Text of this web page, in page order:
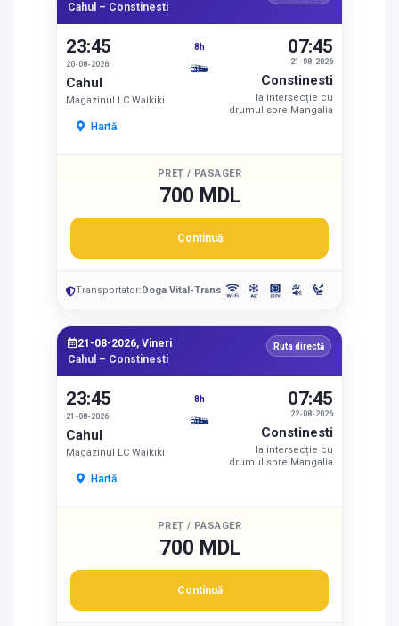
Cahul – Constinesti
23:45
20-08-2026
Cahul
Magazinul LC Waikiki
Hartă
8h
21-08-2026
07:45
Constinesti
la intersecție cu
drumul spre Mangalia
PREȚ / PASAGER
700 MDL
Continuă
Transportator:Doga Vital-Trans
21-08-2026, Vineri
Cahul – Constinesti
Ruta directă
23:45
21-08-2026
Cahul
Magazinul LC Waikiki
Hartă
8h
22-08-2026
07:45
Constinesti
la intersecție cu
drumul spre Mangalia
PREȚ / PASAGER
700 MDL
Continuă